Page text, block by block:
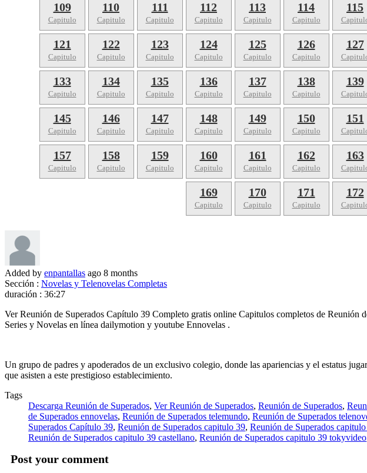
109
Capitulo
110
Capitulo
111
Capitulo
112
Capitulo
113
Capitulo
114
Capitulo
115
121
Capitulo
122
Capitulo
123
Capitulo
124
Capitulo
125
Capitulo
126
Capitulo
127
133
Capitulo
134
Capitulo
135
Capitulo
136
Capitulo
137
Capitulo
138
Capitulo
139
145
Capitulo
146
Capitulo
147
Capitulo
148
Capitulo
149
Capitulo
150
Capitulo
151
157
Capitulo
158
Capitulo
159
Capitulo
160
Capitulo
161
Capitulo
162
Capitulo
163
169
Capitulo
170
Capitulo
171
Capitulo
172
Added by enpantallas ago 8 months
Sección : Novelas y Telenovelas Completas
duración : 36:27
Ver Reunión de Superados Capítulo 39 Completo gratis online Capitulos completos de
Series y Novelas en línea dailymotion y youtube Ennovelas .
Un grupo de padres y apoderados de un exclusivo colegio, donde las apariencias y el estatus
que asisten a este prestigioso establecimiento.
Tags
Descarga Reunión de Superados, Ver Reunión de Superados, Reunión de Superados,
de Superados ennovelas, Reunión de Superados telemundo, Reunión de Superados
Superados Capítulo 39, Reunión de Superados capitulo 39, Reunión de Superados
Reunión de Superados capitulo 39 castellano, Reunión de Superados capitulo 39 tokyvideo
Post your comment